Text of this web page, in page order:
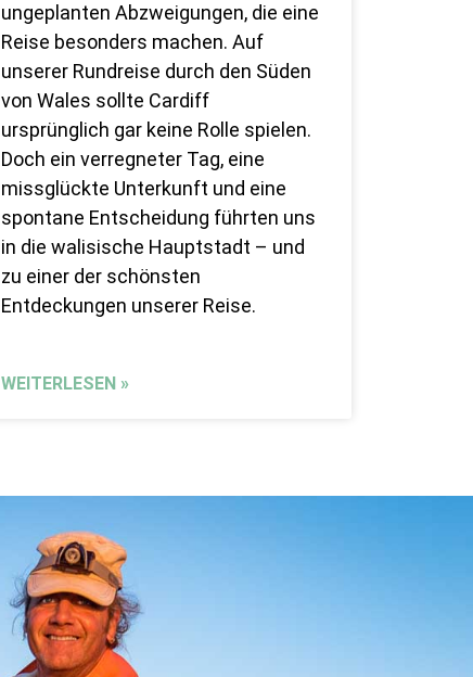
ungeplanten Abzweigungen, die eine
Reise besonders machen. Auf
unserer Rundreise durch den Süden
von Wales sollte Cardiff
ursprünglich gar keine Rolle spielen.
Doch ein verregneter Tag, eine
missglückte Unterkunft und eine
spontane Entscheidung führten uns
in die walisische Hauptstadt – und
zu einer der schönsten
Entdeckungen unserer Reise.
WEITERLESEN »